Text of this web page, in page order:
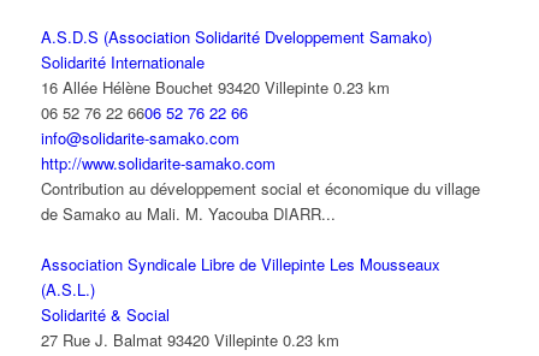
A.S.D.S (Association Solidarité Dveloppement Samako)
Solidarité Internationale
16 Allée Hélène Bouchet 93420 Villepinte 0.23 km
06 52 76 22 6606 52 76 22 66
info@solidarite-samako.com
http://www.solidarite-samako.com
Contribution au développement social et économique du village
de Samako au Mali. M. Yacouba DIARR...
Association Syndicale Libre de Villepinte Les Mousseaux
(A.S.L.)
Solidarité & Social
27 Rue J. Balmat 93420 Villepinte 0.23 km